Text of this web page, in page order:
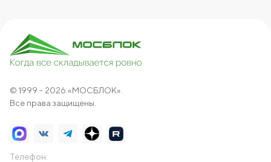
© 1999 - 2026 «МОСБЛОК».
Все права защищены.
Телефон: